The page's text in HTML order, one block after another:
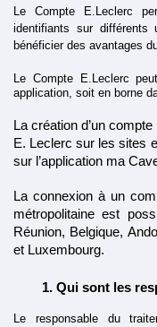
Le Compte E.Leclerc
identifiants sur différents
bénéficier des avantages
Le Compte E.Leclerc
application, soit en borne
La création d’un
E. Leclerc sur les sites
sur l’application ma
La connexion à un
métropolitaine est
Réunion, Belgique,
et Luxembourg.
Qui sont les
Le responsable du